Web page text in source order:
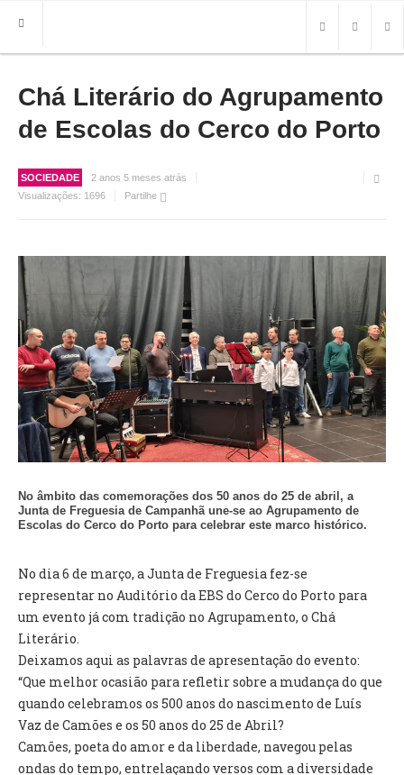
HOME
FREGUESIA
INFO
HISTÓRIA
CONTACTOS ÚTEIS
IMPRENSA
BRASÃO
FOTOS
VÍDEOS
AUTARQUIA
CONSTITUIÇÃO
DOCUMENTOS
ATAS E DOCUMENTOS DA ASSEMBLEIA
EDITAIS
REGULAMENTOS E TAXAS
PLANO E ORÇAMENTO
Chá Literário do Agrupamento
de Escolas do Cerco do Porto
SOCIEDADE
2 anos 5 meses atrás
Visualizações: 1696 Partilhe
No âmbito das comemorações dos 50 anos do 25 de abril, a
Junta de Freguesia de Campanhã une-se ao Agrupamento de
Escolas do Cerco do Porto para celebrar este marco histórico.
No dia 6 de março, a Junta de Freguesia fez-se
representar no Auditório da EBS do Cerco do Porto para
um evento já com tradição no Agrupamento, o Chá
Literário.
Deixamos aqui as palavras de apresentação do evento:
“Que melhor ocasião para refletir sobre a mudança do que
quando celebramos os 500 anos do nascimento de Luís
Vaz de Camões e os 50 anos do 25 de Abril?
Camões, poeta do amor e da liberdade, navegou pelas
ondas do tempo, entrelaçando versos com a diversidade